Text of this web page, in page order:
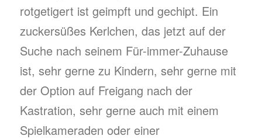
rotgetigert ist geimpft und gechipt. Ein
zuckersüßes Kerlchen, das jetzt auf der
Suche nach seinem Für-immer-Zuhause
ist, sehr gerne zu Kindern, sehr gerne mit
der Option auf Freigang nach der
Kastration, sehr gerne auch mit einem
Spielkameraden oder einer